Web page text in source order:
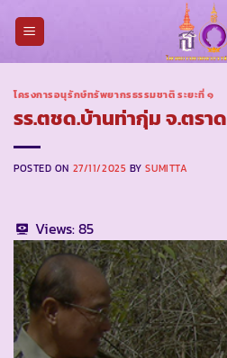
โครงการอนุรักษ์ทรัพยากรธรรมชาติ ระยะที่ ๑
รร.ตชด.บ้านท่ากุ่ม จ.ตราด
POSTED ON 27/11/2025 BYSUMITTA
Views:85